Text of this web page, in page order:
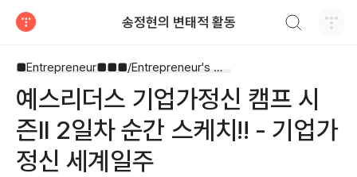
송정현의 변태적 활동
■Entrepreneur■■■/Entrepreneur's Way
예스리더스 기업가정신 캠프 시
즌II 2일차 순간 스케치!! - 기업가
정신 세계일주